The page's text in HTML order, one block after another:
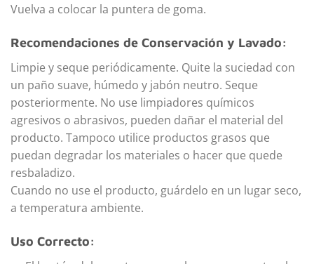
Vuelva a colocar la puntera de goma.
Recomendaciones de Conservación y Lavado:
Limpie y seque periódicamente. Quite la suciedad con
un paño suave, húmedo y jabón neutro. Seque
posteriormente. No use limpiadores químicos
agresivos o abrasivos, pueden dañar el material del
producto. Tampoco utilice productos grasos que
puedan degradar los materiales o hacer que quede
resbaladizo.
Cuando no use el producto, guárdelo en un lugar seco,
a temperatura ambiente.
Uso Correcto: